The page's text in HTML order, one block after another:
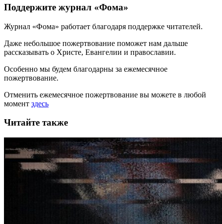
Поддержите журнал «Фома»
Журнал «Фома» работает благодаря поддержке читателей.
Даже небольшое пожертвование поможет нам дальше
рассказывать о Христе, Евангелии и православии.
Особенно мы будем благодарны за ежемесячное
пожертвование.
Отменить ежемесячное пожертвование вы можете в любой
момент здесь
Читайте также